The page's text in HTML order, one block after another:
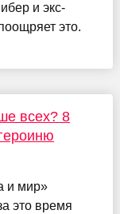
и экс-
это.
всех? 8
и мир»
это время